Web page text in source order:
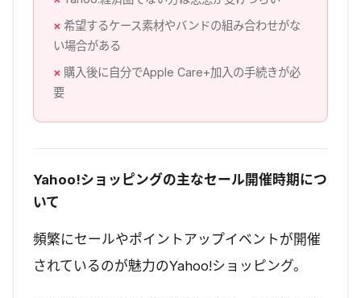
希望するケース素材やバンドの組み合わせがな
い場合がある
購入後に自分でApple Care+加入の手続きが必
要
Yahoo!ショッピングの主なセール開催時期につ
いて
頻繁にセールやポイントアップイベントが開催
されているのが魅力のYahoo!ショッピング。